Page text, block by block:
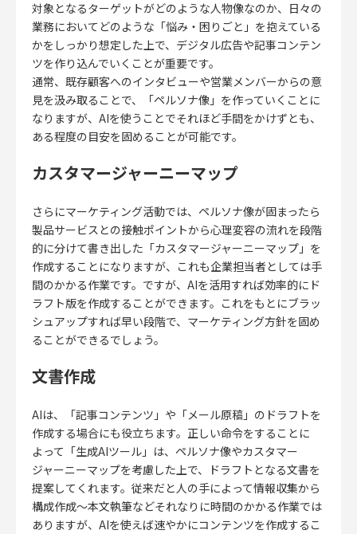
対象となるターゲットがどのような人物像なのか、日々の
業務においてどのような「悩み・困りごと」を抱えている
かをしっかり想定した上で、デジタル広告や記事コンテン
ツを作り込んでいくことが重要です。
通常、既存顧客へのインタビューや営業メンバーからの意
見を汲み取ることで、「ペルソナ像」を作っていくことに
なりますが、AIを使うことでそれほど手間をかけずとも、
ある程度の目安を固めることが可能です。
カスタマージャーニーマップ
さらにマーケティング活動では、ペルソナ像が固まったら
製品サービスとの接触ポイントから心理変容の流れを段階
的に分けて書き出した「カスタマージャーニーマップ」を
作成することになりますが、これも企業担当者としては手
間のかかる作業です。ですが、AIを活用すれば効率的にド
ラフト版を作成することができます。これをもとにブラッ
シュアップすれば早い段階で、マーケティング方針を固め
ることができるでしょう。
文書作成
AIは、「記事コンテンツ」や「メール原稿」のドラフトを
作成する場合にも役立ちます。正しい命令をすることに
よって「生成AIツール」は、ペルソナ像やカスタマー
ジャーニーマップを考慮した上で、ドラフトとなる文書を
提案してくれます。従来だと人の手によって情報収集から
構成作成〜本文執筆などそれなりに時間のかかる作業では
ありますが、AIを使えば速やかにコンテンツを作成するこ